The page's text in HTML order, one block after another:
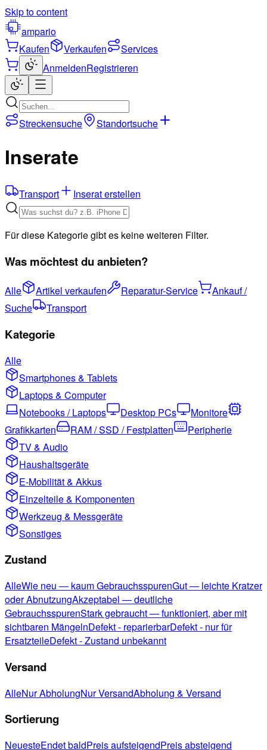
Skip to content
ampario
Kaufen
Verkaufen
Services
AnmeldenRegistrieren
Streckensuche Standortsuche
Inserate
Transport Inserat erstellen
Für diese Kategorie gibt es keine weiteren Filter.
Was möchtest du anbieten?
Alle Artikel verkaufen Reparatur-Service
Ankauf /
Suche
Transport
Kategorie
Alle
Smartphones & Tablets
Laptops & Computer
Notebooks / Laptops
Desktop PCs
Monitore
Grafikkarten
RAM / SSD / Festplatten
Peripherie
TV & Audio
Haushaltsgeräte
E-Mobilität & Akkus
Einzelteile & Komponenten
Werkzeug & Messgeräte
Sonstiges
Zustand
AlleWie neu — kaum GebrauchsspurenGut — leichte Kratzer
oder AbnutzungAkzeptabel — deutliche
GebrauchsspurenStark gebraucht — funktioniert, aber mit
sichtbaren MängelnDefekt - reparierbarDefekt - nur für
ErsatzteileDefekt - Zustand unbekannt
Versand
AlleNur AbholungNur VersandAbholung & Versand
Sortierung
NeuesteEndet baldPreis aufsteigendPreis absteigend